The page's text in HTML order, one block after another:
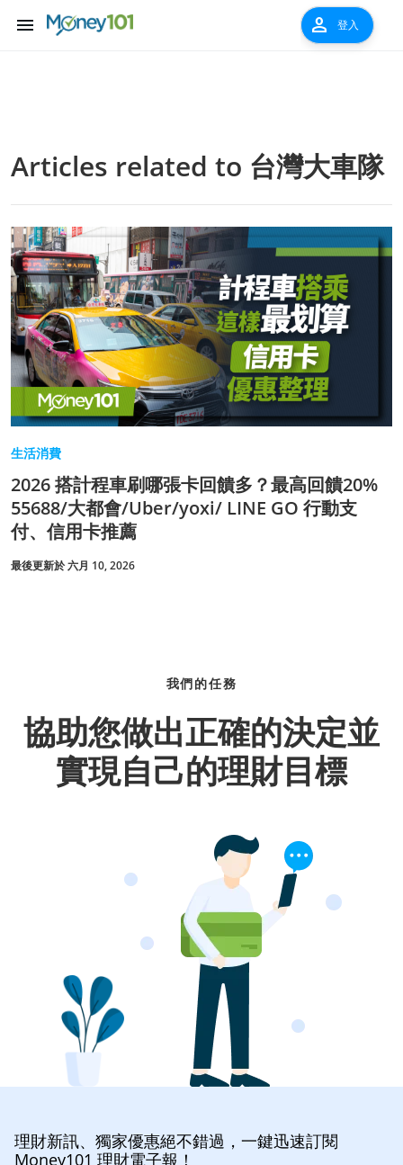
menu person 登入
Articles related to 台灣大車隊
生活消費
2026 搭計程車刷哪張卡回饋多？最高回饋20%
55688/大都會/Uber/yoxi/ LINE GO 行動支
付、信用卡推薦
最後更新於 六月 10, 2026
我們的任務
協助您做出正確的決定並
實現自己的理財目標
理財新訊、獨家優惠絕不錯過，一鍵迅速訂閱
Money101 理財電子報！